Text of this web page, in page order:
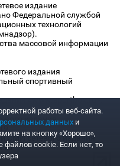
издание
Федеральной службой
технологий
массовой информации
издания
спортивный
«www.sportbox.ru»:
издания
СМИ сетевого издания
работы веб-сайта.
данных и
на кнопку «Хорошо»,
cookie. Если нет, то